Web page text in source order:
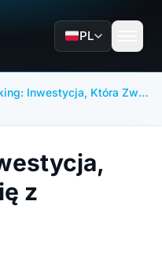
PL
Networking: Inwestycja, Która Zwraca Się z Nawiązką
z